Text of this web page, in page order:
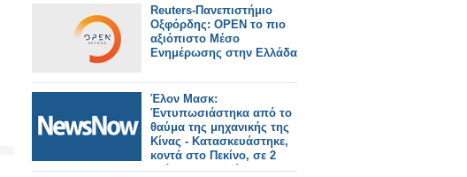
Reuters-Πανεπιστήμιο
Οξφόρδης: ΟPEN το πιο
αξιόπιστο Μέσο
Ενημέρωσης στην Ελλάδα
Έλον Μασκ:
Έντυπωσιάστηκα από το
θαύμα της μηχανικής της
Κίνας - Κατασκευάστηκε,
κοντά στο Πεκίνο, σε 2
χρόνια ο μεγαλύτερος